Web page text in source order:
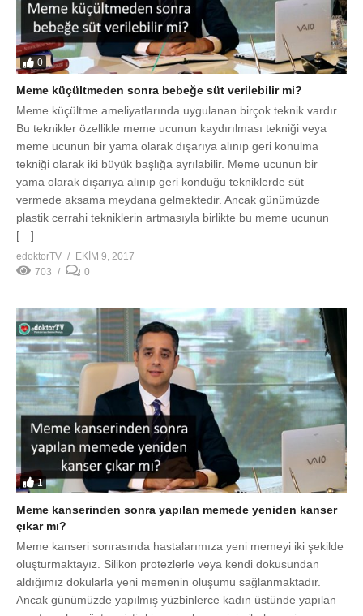
yama olarak dışarıya alınıp geri konduğu tekniklerde süt
vermede aksama meydana gelmektedir. Ancak günümüzde
plastik cerrahi tekniklerin artmasıyla birlikte bu meme ucunun
[…]
703
0
1
Meme kanserinden sonra yapılan memede yeniden kanser
çıkar mı?
Meme kanseri sonrasında hastalarımıza yeni memeyi iki şekilde
oluşturmaktayız. Silikon protezlerle veya kendi dokusundan
aldığımız dokularla yeni memenin oluşumu sağlanmaktadır.
Ancak günümüzde yapılmış yüzbinlerce kadın üstünde yapılan
araştırmalar göstermiştir ki meme kanserinin ilerlemesine veya
tedavisi ile ilgili aksaklıklara meme onarımı neden olmamaktadır.
Yani yapılan yeni memede yeniden bir kanserin ortaya çıkması
söz konusu değildir. Ancak […]